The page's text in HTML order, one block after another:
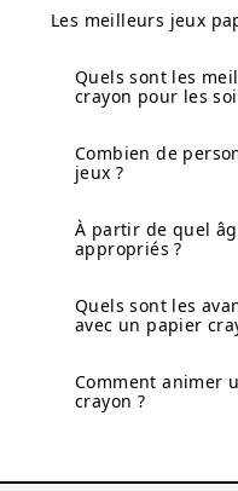
Les meilleurs jeux
Quels sont les
crayon pour les
Combien de
jeux ?
À partir de quel
appropriés ?
Quels sont les
avec un papier
Comment animer
crayon ?